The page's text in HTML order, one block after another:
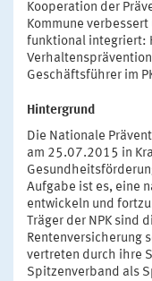
Kooperation der
Kommune
funktional integriert:
Geschäftsführer im
Hintergrund
Die Nationale
am 25.07.2015 in
Aufgabe ist es, eine
entwickeln und
Träger der NPK sind
Rentenversicherung
vertreten durch ihre
Spitzenverband als